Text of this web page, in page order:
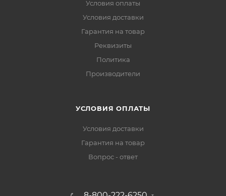
Условия оплаты
Условия доставки
Гарантия на товар
Реквизиты
Политика
Производители
УСЛОВИЯ ОПЛАТЫ
Условия доставки
Гарантия на товар
Вопрос - ответ